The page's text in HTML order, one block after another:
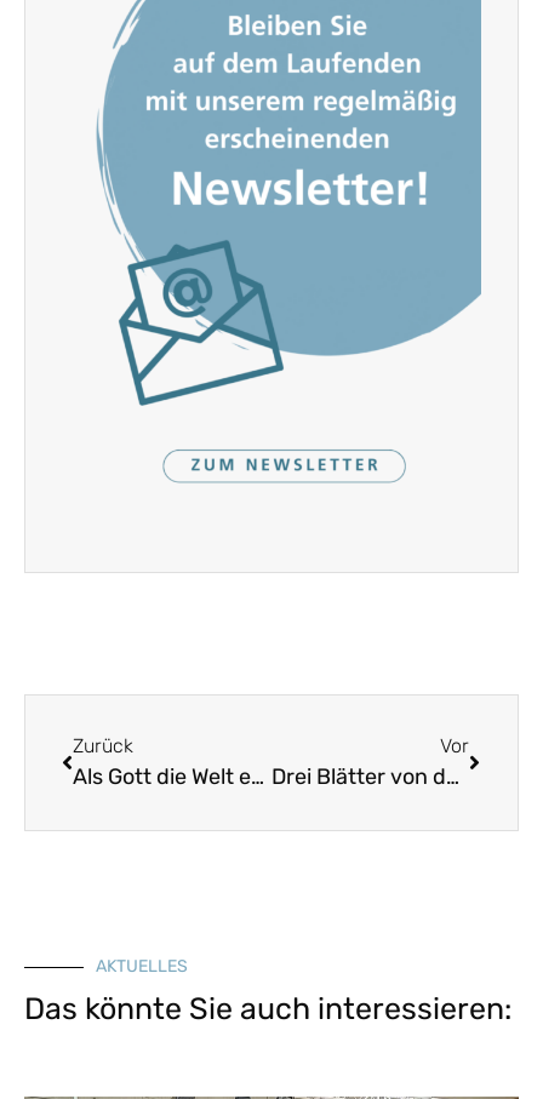
Zurück
Als Gott die Welt erschaffen
Vor
Drei Blätter von der Linde
AKTUELLES
Das könnte Sie auch interessieren: